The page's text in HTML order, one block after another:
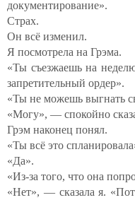
документирование».
Страх.
Он всё изменил.
Я посмотрела на Грэма.
«Ты съезжаешь на
запретительный ордер».
«Ты не можешь выгнать
«Могу», — спокойно
Грэм наконец понял.
«Ты всё это
«Да».
«Из-за того, что она
«Нет», — сказала я.